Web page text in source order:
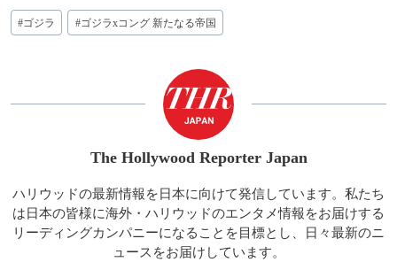
投
稿
#ゴジラ #ゴジラxコング 新たなる帝国
The Hollywood Reporter Japan
ハリウッドの最新情報を日本に向けて発信しています。私たち
は日本の皆様に海外・ハリウッドのエンタメ情報をお届けする
リーディングカンパニーになることを目標とし、日々最新のニ
ュースをお届けしています。